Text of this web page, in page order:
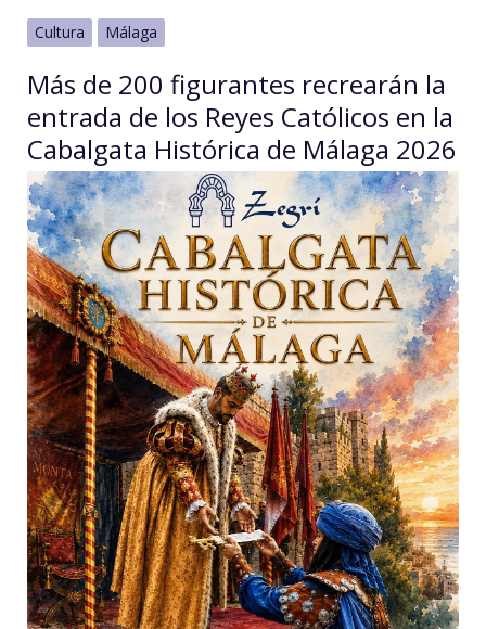
Cultura Málaga
Más de 200 figurantes recrearán la
entrada de los Reyes Católicos en la
Cabalgata Histórica de Málaga 2026